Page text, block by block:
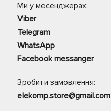
Ми у месенджерах:
Viber
Telegram
WhatsApp
Facebook messanger
Зробити замовлення:
elekomp.store@gmail.com